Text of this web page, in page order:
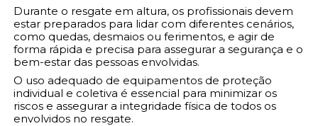
Durante o resgate em altura, os profissionais devem
estar preparados para lidar com diferentes cenários,
como quedas, desmaios ou ferimentos, e agir de
forma rápida e precisa para assegurar a segurança e o
bem-estar das pessoas envolvidas.
O uso adequado de equipamentos de proteção
individual e coletiva é essencial para minimizar os
riscos e assegurar a integridade física de todos os
envolvidos no resgate.